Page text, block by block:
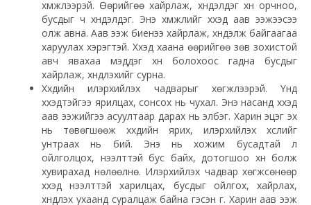
хүмүүжүүлээрэй. Өөрийгөө хайрлаж, хүндэлдэг хүн орчноо,
бусдыг ч хүндэлдэг. Энэ хүмүүжлийг хүүхэд аав ээжээсээ
олж авна. Аав ээж биенээ хайрлаж, хүндэлж байгаагаа
харуулах хэрэгтэй. Хүүхэд хаана өөрийгөө зөв зохистой
авч явахаа мэддэг хүн болохоос гадна бусдыг
хайрлаж, хүндлэхийг сурна.
Хүүхдийн илэрхийлэх чадварыг хөгжүүлээрэй. Үүнд
хүүхэдтэйгээ ярилцах, сонсох нь чухал. Энэ насанд хүүхэд
аав ээжийгээ асуултаар дарах нь элбэг. Харин эцэг эх
нь төвөгшөөж хүүхдийн ярих, илэрхийлэх хүслийг
унтраах нь бий. Энэ нь хожим бусадтай үл
ойлголцох, нээлттэй бус байх, дотогшоо хүн болж
хувирахад нөлөөлнө. Илэрхийлэх чадвар хөгжсөнөөр
хүүхэд нээлттэй харилцах, бусдыг ойлгох, хайрлах,
хүндлэх ухаанд суралцаж байна гэсэн үг. Харин аав ээж